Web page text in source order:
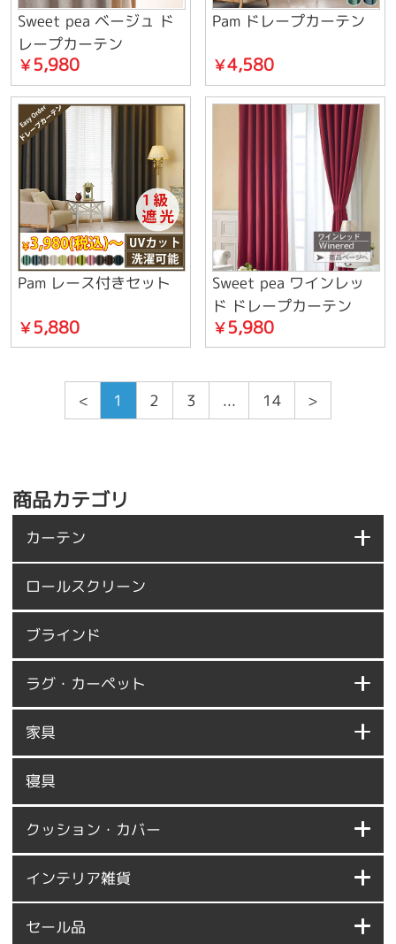
Sweet pea ベージュ ド
レープカーテン
￥5,980
Pam ドレープカーテン
￥4,580
Pam レース付きセット
￥5,880
Sweet pea ワインレッ
ド ドレープカーテン
￥5,980
< 1 2 3 ... 14 >
商品カテゴリ
カーテン
ロールスクリーン
ブラインド
ラグ・カーペット
家具
寝具
クッション・カバー
インテリア雑貨
セール品